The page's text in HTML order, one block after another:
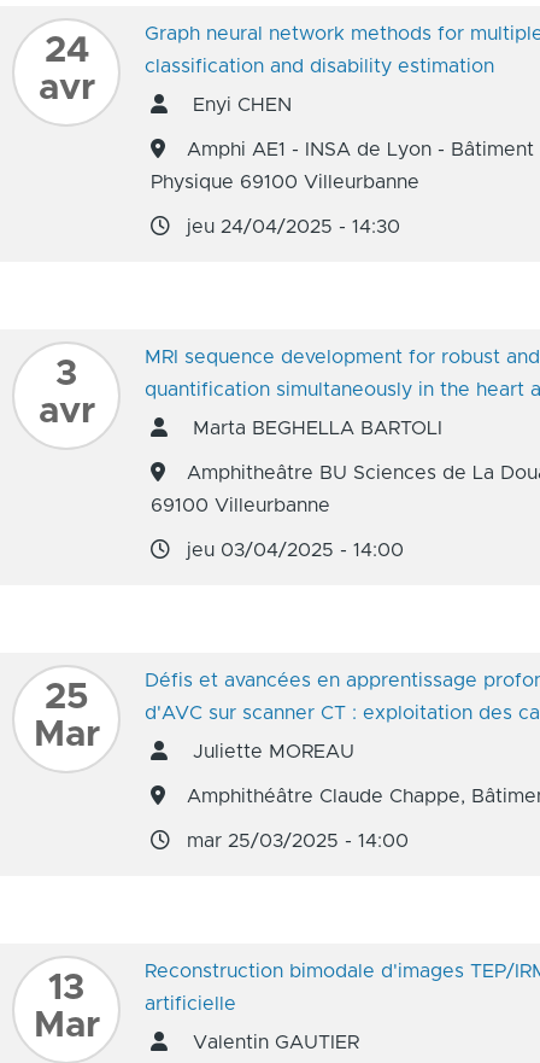
24
avr
Graph neural network methods for
classification and disability estimation
Enyi CHEN
Amphi AE1 - INSA de Lyon -
Physique 69100 Villeurbanne
jeu 24/04/2025 - 14:30
3
avr
MRI sequence development for robust
quantification simultaneously in the heart
Marta BEGHELLA BARTOLI
Amphitheâtre BU Sciences de La
69100 Villeurbanne
jeu 03/04/2025 - 14:00
25
Mar
Défis et avancées en apprentissage
d'AVC sur scanner CT : exploitation des
Juliette MOREAU
Amphithéâtre Claude Chappe,
mar 25/03/2025 - 14:00
13
Mar
Reconstruction bimodale d'images TEP/
artificielle
Valentin GAUTIER